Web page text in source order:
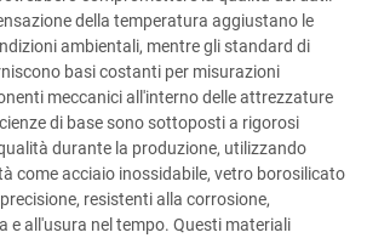
della temperatura aggiustano le
ambientali, mentre gli standard di
basi costanti per misurazioni
meccanici all'interno delle attrezzature
di base sono sottoposti a rigorosi
durante la produzione, utilizzando
come acciaio inossidabile, vetro borosilicato
resistenti alla corrosione,
e all'usura nel tempo. Questi materiali